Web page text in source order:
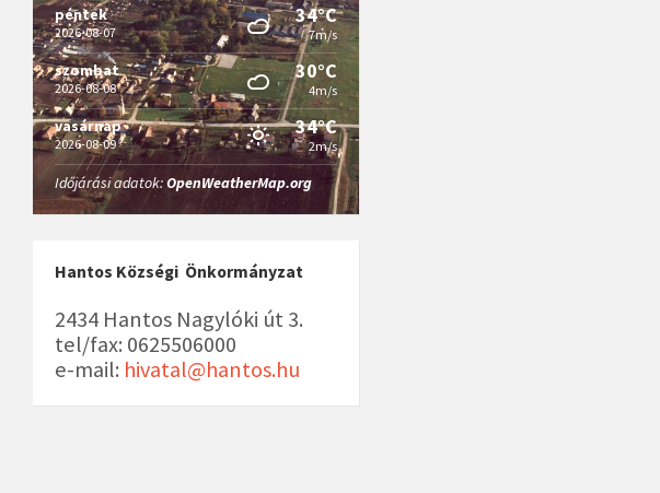
péntek
2026-08-07
34°C
7m/s
szombat
2026-08-08
30°C
4m/s
vasárnap
2026-08-09
34°C
2m/s
Időjárási adatok:OpenWeatherMap.org
Hantos Községi Önkormányzat
2434 Hantos Nagylóki út 3.
tel/fax: 0625506000
e-mail: hivatal@hantos.hu